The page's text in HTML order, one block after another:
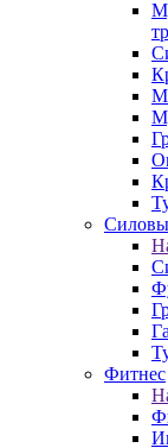
Фитнес